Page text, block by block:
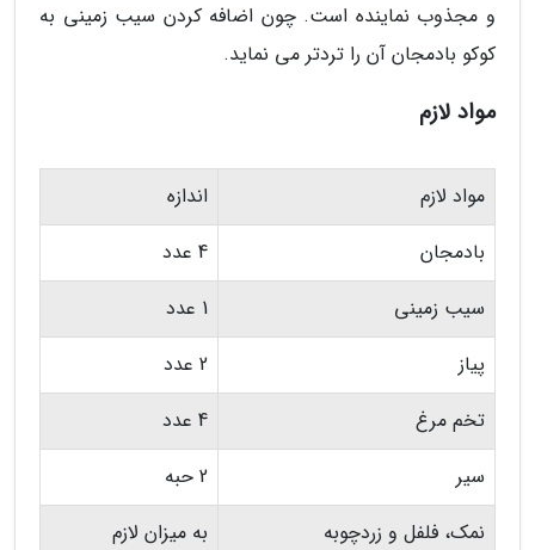
و مجذوب نماینده است. چون اضافه کردن سیب زمینی به
کوکو بادمجان آن را تردتر می نماید.
مواد لازم
مواد لازم
اندازه
بادمجان
4 عدد
سیب زمینی
1 عدد
پیاز
2 عدد
تخم مرغ
4 عدد
سیر
2 حبه
نمک، فلفل و زردچوبه
به میزان لازم